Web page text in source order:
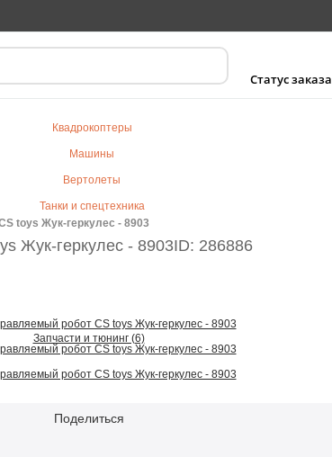
Статус заказа
Квадрокоптеры
Машины
Вертолеты
Танки и спецтехника
Самолеты
Судомодели
Детский транспорт
toys Жук-геркулес - 8903
Жук-геркулес - 8903ID: 286886
Запчасти и тюнинг (6)
Поделиться